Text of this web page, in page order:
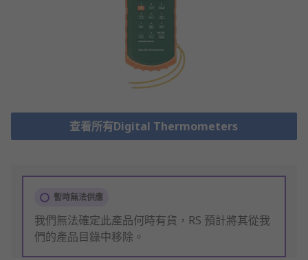
查看所有Digital Thermometers
暫時無法供應
我們無法確定此產品何時有貨，RS 預計將其從我
們的產品目錄中移除。